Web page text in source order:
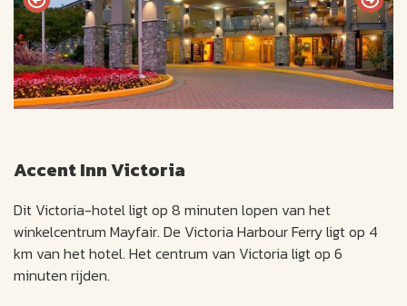
Accent Inn Victoria
Dit Victoria-hotel ligt op 8 minuten lopen van het
winkelcentrum Mayfair. De Victoria Harbour Ferry ligt op 4
km van het hotel. Het centrum van Victoria ligt op 6
minuten rijden.